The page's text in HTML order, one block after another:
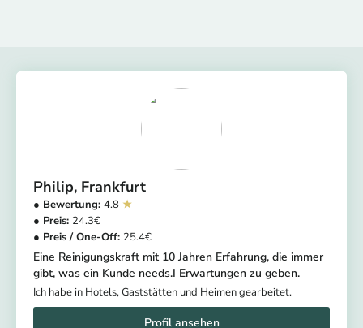
Philip Frankfurt
4.8
24.3
25.4
Eine Reinigungskraft mit 10 Jahren Erfahrung, die immer
gibt, was ein Kunde needs.I Erwartungen zu geben.
Ich habe in Hotels, Gaststätten und Heimen gearbeitet.